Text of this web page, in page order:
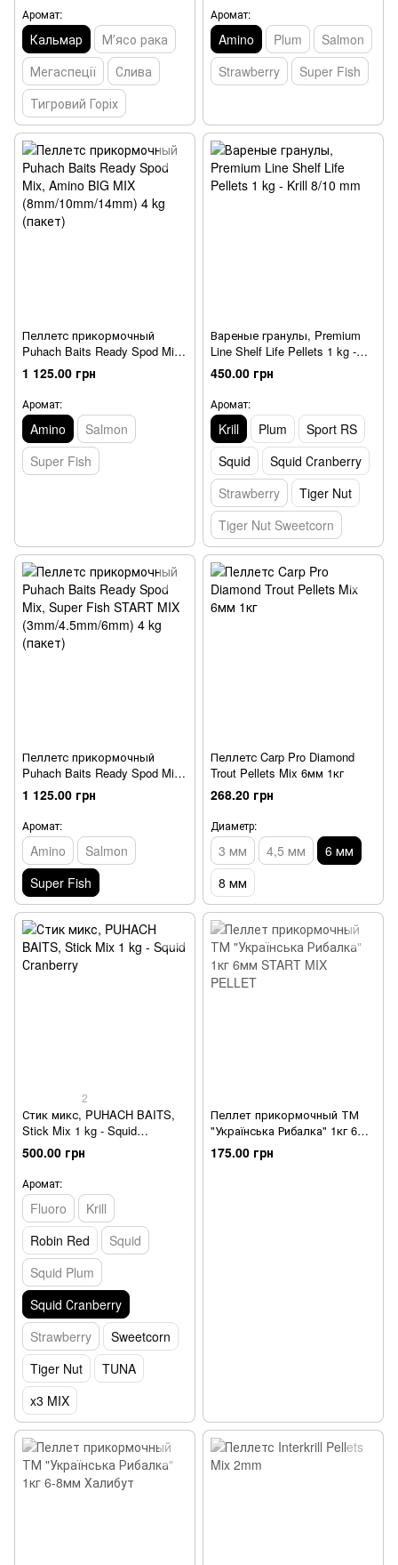
Аромат:
Кальмар
Мʼясо рака
Мегаспеції
Слива
Тигровий Горіх
(ведро)
Аромат:
Amino Plum
Salmon
Strawberry
Super Fish
Пеллетс прикормочный
Puhach Baits Ready Spod Mix,
Amino BIG MIX
(8mm/10mm/14mm) 4 kg
(пакет)
1 125.00 грн
Аромат:
Amino
Salmon
Super Fish
Вареные гранулы, Premium
Line Shelf Life Pellets 1 kg -
Krill 8/10 mm
450.00 грн
Аромат:
Krill Plum
Sport RS
Squid
Squid Сranberry
Strawberry
Tiger Nut
Tiger Nut Sweetcorn
Пеллетс прикормочный
Puhach Baits Ready Spod Mix,
Super Fish START MIX
(3mm/4.5mm/6mm) 4 kg
(пакет)
1 125.00 грн
Аромат:
Amino
Salmon
Super Fish
Пеллетс Carp Pro Diamond
Trout Pellets Mix 6мм 1кг
268.20 грн
Диаметр:
3 мм 4,5 мм
6 мм
8 мм
2
Стик микс, PUHACH BAITS,
Stick Mix 1 kg - Squid
Сranberry
500.00 грн
Аромат:
Fluoro
Krill
Robin Red
Squid
Squid Plum
Squid Сranberry
Strawberry
Sweetcorn
Tiger Nut
TUNA
x3 MIX
Пеллет прикормочный ТМ
"Українська Рибалка" 1кг 6мм
START MIX PELLET
175.00 грн